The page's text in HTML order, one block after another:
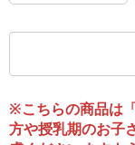
※こちらの商品は
方や授乳期のお子